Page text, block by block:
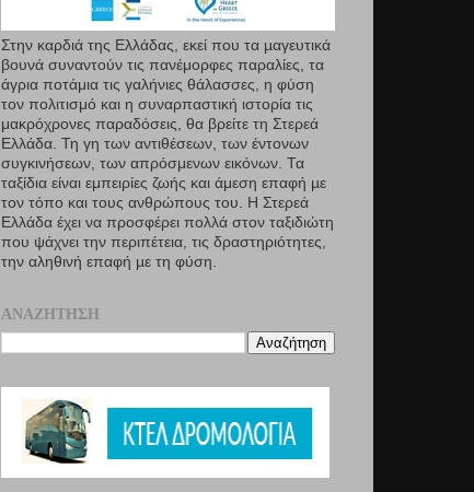
Στην καρδιά της Ελλάδας, εκεί που τα µαγευτικά
βουνά συναντούν τις πανέμορφες παραλίες, τα
άγρια ποτάμια τις γαλήνιες θάλασσες, η φύση
τον πολιτισμό και η συναρπαστική ιστορία τις
μακρόχρονες παραδόσεις, θα βρείτε τη Στερεά
Ελλάδα. Τη γη των αντιθέσεων, των έντονων
συγκινήσεων, των απρόσμενων εικόνων. Τα
ταξίδια είναι εμπειρίες ζωής και άμεση επαφή µε
τον τόπο και τους ανθρώπους του. Η Στερεά
Ελλάδα έχει να προσφέρει πολλά στον ταξιδιώτη
που ψάχνει την περιπέτεια, τις δραστηριότητες,
την αληθινή επαφή µε τη φύση.
ΑΝΑΖΉΤΗΣΗ